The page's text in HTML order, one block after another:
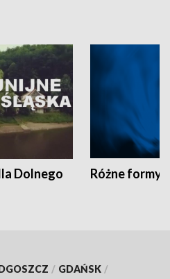
Dolnego
Różne formy
/ GDAŃSK /